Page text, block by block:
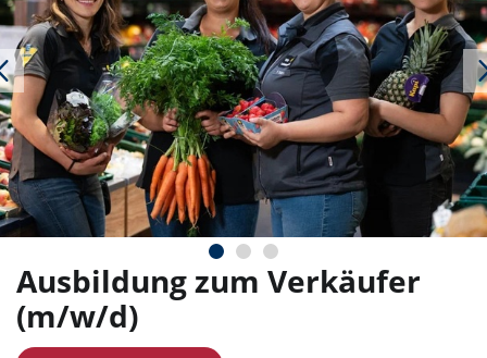
Ausbildung zum Verkäufer
(m/w/d)